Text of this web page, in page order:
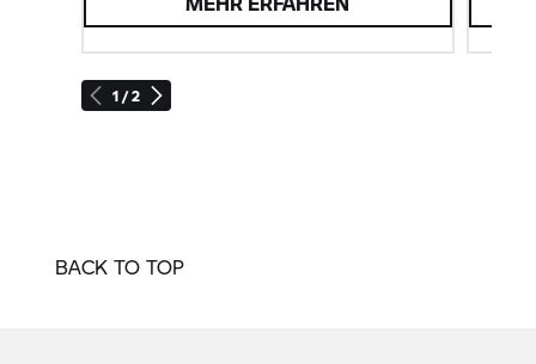
1 / 2
BACK TO TOP